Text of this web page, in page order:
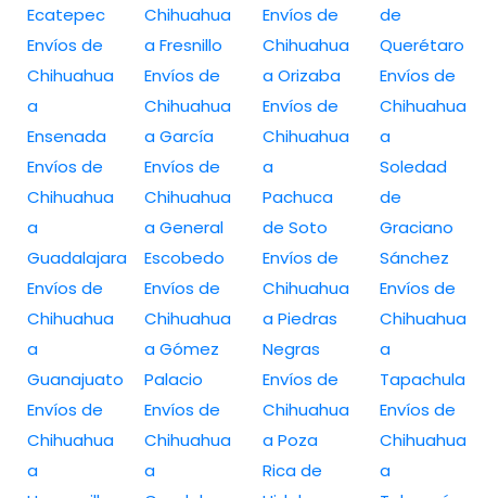
Ecatepec
Envíos de
Chihuahua
a
Ensenada
Envíos de
Chihuahua
a
Guadalajara
Envíos de
Chihuahua
a
Guanajuato
Envíos de
Chihuahua
a
Chihuahua
a Fresnillo
Envíos de
Chihuahua
a García
Envíos de
Chihuahua
a General
Escobedo
Envíos de
Chihuahua
a Gómez
Palacio
Envíos de
Chihuahua
a
Envíos de
Chihuahua
a Orizaba
Envíos de
Chihuahua
a
Pachuca
de Soto
Envíos de
Chihuahua
a Piedras
Negras
Envíos de
Chihuahua
a Poza
Rica de
de
Querétaro
Envíos de
Chihuahua
a
Soledad
de
Graciano
Sánchez
Envíos de
Chihuahua
a
Tapachula
Envíos de
Chihuahua
a